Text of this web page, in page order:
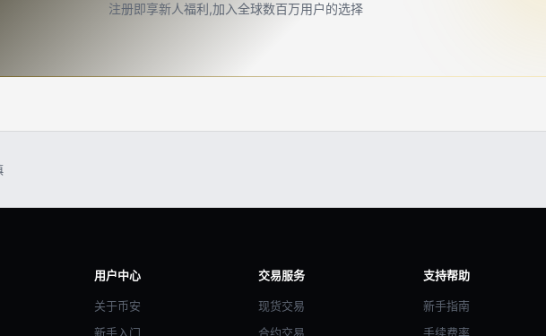
注册即享新人福利,加入全球数百万用户的选择
用户中心
关于币安
新手入门
交易服务
现货交易
合约交易
支持帮助
新手指南
手续费率